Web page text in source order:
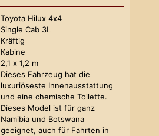
Toyota Hilux 4x4
Single Cab 3L
Kräftig
Kabine
2,1 x 1,2 m
Dieses Fahrzeug hat die
luxuriöseste Innenausstattung
und eine chemische Toilette.
Dieses Model ist für ganz
Namibia und Botswana
geeignet, auch für Fahrten in